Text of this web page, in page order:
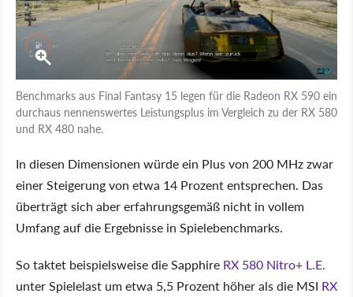
Benchmarks aus Final Fantasy 15 legen für die Radeon RX 590 ein
durchaus nennenswertes Leistungsplus im Vergleich zu der RX 580
und RX 480 nahe.
In diesen Dimensionen würde ein Plus von 200 MHz zwar
einer Steigerung von etwa 14 Prozent entsprechen. Das
überträgt sich aber erfahrungsgemäß nicht in vollem
Umfang auf die Ergebnisse in Spielebenchmarks.
So taktet beispielsweise die Sapphire RX 580 Nitro+ L.E.
unter Spielelast um etwa 5,5 Prozent höher als die MSI RX